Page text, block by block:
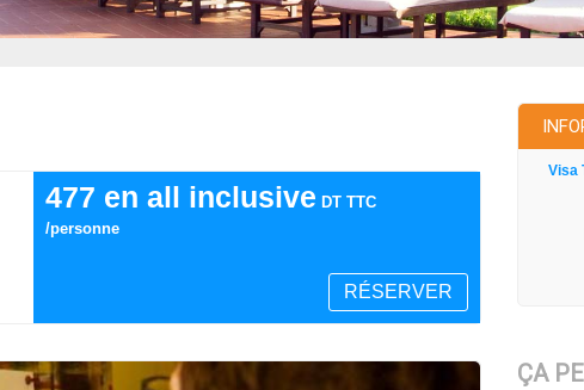
477 en all inclusive DT TTC
/personne
RÉSERVER
Visa
ÇA